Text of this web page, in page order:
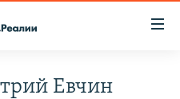
Евчин